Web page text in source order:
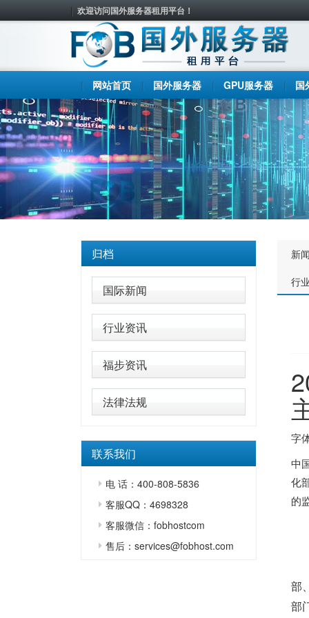
欢迎访问国外服务器租用平台！
网站首页 国外服务器 GPU服务器 国
归档
国际新闻
行业资讯
福步资讯
法律法规
联系我们
电 话：400-808-5836
客服QQ：4698328
客服微信：fobhostcom
售后：services@fobhost.com
新
行
字
中
化
的
部
部